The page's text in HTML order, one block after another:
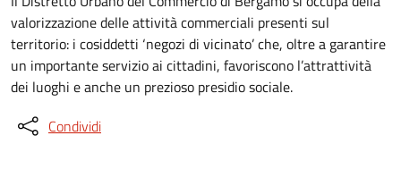
valorizzazione delle attività commerciali presenti sul
territorio: i cosiddetti ‘negozi di vicinato’ che, oltre a garantire
un importante servizio ai cittadini, favoriscono l’attrattività
dei luoghi e anche un prezioso presidio sociale.
Condividi